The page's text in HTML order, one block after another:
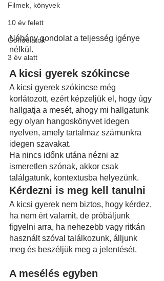
Filmek, könyvek
10 év felett
Gondolatok
3 év alatt
Néhány gondolat a teljesség igénye
nélkül.
A kicsi gyerek szókincse
A kicsi gyerek szókincse még
korlátozott, ezért képzeljük el, hogy úgy
hallgatja a mesét, ahogy mi hallgatunk
egy olyan hangoskönyvet idegen
nyelven, amely tartalmaz számunkra
idegen szavakat.
Ha nincs időnk utána nézni az
ismeretlen szónak, akkor csak
találgatunk, kontextusba helyezünk.
Kérdezni is meg kell tanulni
A kicsi gyerek nem biztos, hogy kérdez,
ha nem ért valamit, de próbáljunk
figyelni arra, ha nehezebb vagy ritkán
használt szóval találkozunk, álljunk
meg és beszéljük meg a jelentését.
A mesélés egyben